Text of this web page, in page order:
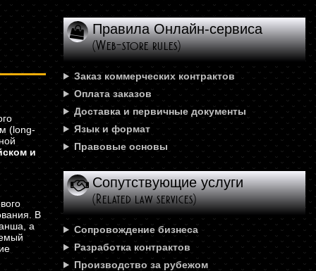
(long-
и
В
а
Правила Онлайн-сервиса
(Web-store rules)
Заказ коммерческих контрактов
Оплата заказов
Доставка и первичные документы
Язык и формат
Правовые основы
Сопутствующие услуги
(Related law services)
Сопровождение бизнеса
Разработка контрактов
Производство за рубежом